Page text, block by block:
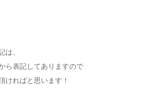
は、
ら表記してありますので
ければと思います！